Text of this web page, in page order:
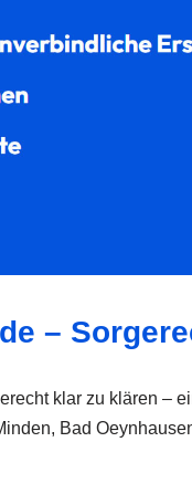
–
klar zu klären –
Bad